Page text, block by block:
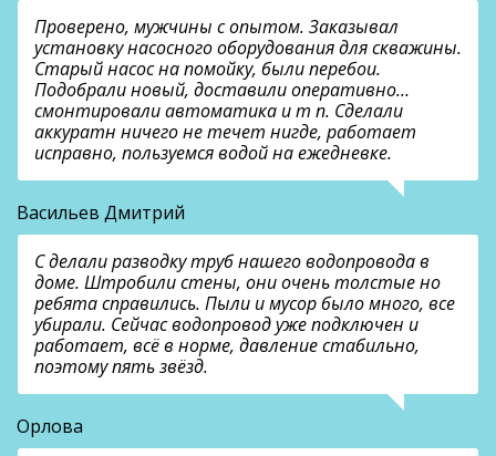
Проверено, мужчины с опытом. Заказывал
установку насосного оборудования для скважины.
Старый насос на помойку, были перебои.
Подобрали новый, доставили оперативно…
смонтировали автоматика и т п. Сделали
аккуратн ничего не течет нигде, работает
исправно, пользуемся водой на ежедневке.
Васильев Дмитрий
С делали разводку труб нашего водопровода в
доме. Штробили стены, они очень толстые но
ребята справились. Пыли и мусор было много, все
убирали. Сейчас водопровод уже подключен и
работает, всё в норме, давление стабильно,
поэтому пять звёзд.
Орлова